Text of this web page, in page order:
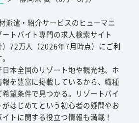
派遣・紹介サービスのヒューマニ
トバイト専門の求人検索サイト
72万人（2026年7月時点）にご利
本全国のリゾート地や観光地、ホ
を豊富に掲載しているから、職種
望条件で見つかる。リゾートバイ
がはじめてという初心者の疑問やお
トに関する役立つ情報も満載！